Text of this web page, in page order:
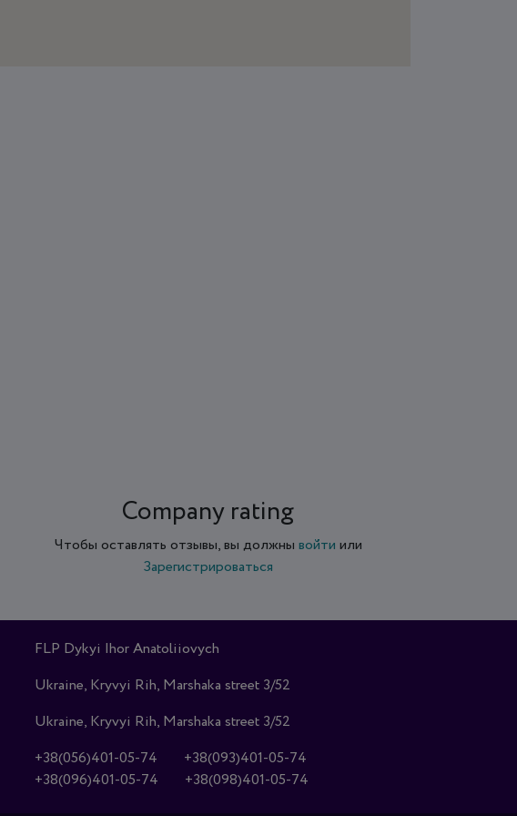
Company rating
Чтобы оставлять отзывы, вы должны войти или
Зарегистрироваться
FLP Dykyi Ihor Anatoliiovych
Ukraine, Kryvyi Rih, Marshaka street 3/52
Ukraine, Kryvyi Rih, Marshaka street 3/52
+38(056)401-05-74
+38(093)401-05-74
+38(096)401-05-74
+38(098)401-05-74